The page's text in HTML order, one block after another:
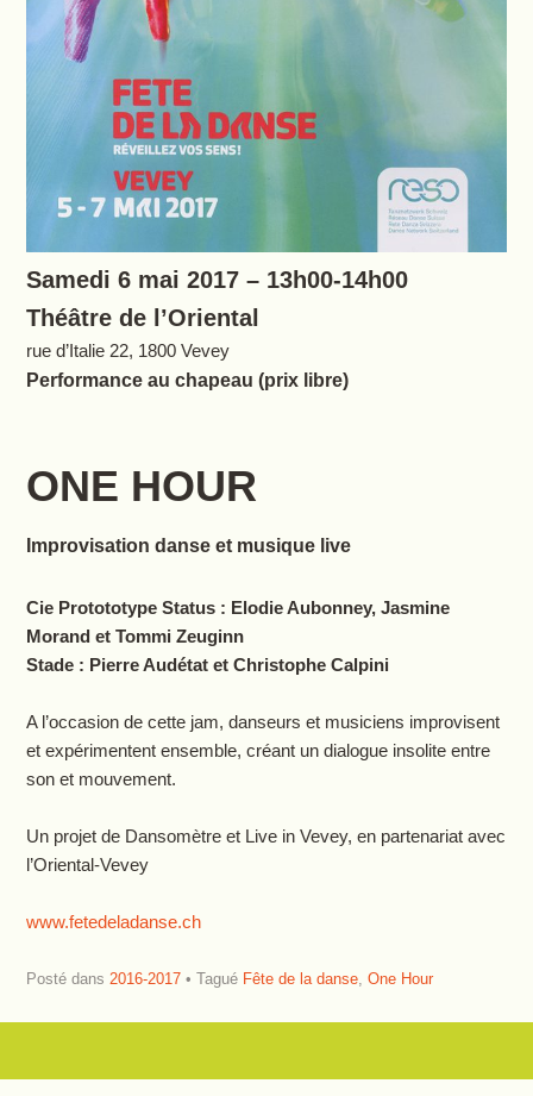
Samedi 6 mai 2017 – 13h00-14h00
Théâtre de l’Oriental
rue d’Italie 22, 1800 Vevey
Performance au chapeau (prix libre)
ONE HOUR
Improvisation danse et musique live
Cie Protototype Status : Elodie Aubonney, Jasmine
Morand et Tommi Zeuginn
Stade : Pierre Audétat et Christophe Calpini
A l’occasion de cette jam, danseurs et musiciens improvisent
et expérimentent ensemble, créant un dialogue insolite entre
son et mouvement.
Un projet de Dansomètre et Live in Vevey, en partenariat avec
l’Oriental-Vevey
www.fetedeladanse.ch
Posté dans 2016-2017 Tagué Fête de la danse, One Hour